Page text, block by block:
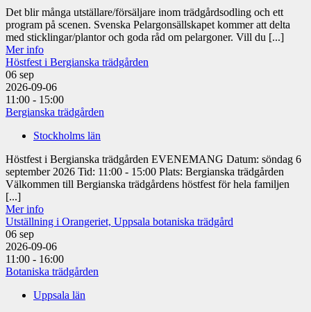
Det blir många utställare/försäljare inom trädgårdsodling och ett
program på scenen. Svenska Pelargonsällskapet kommer att delta
med sticklingar/plantor och goda råd om pelargoner. Vill du [...]
Mer info
Höstfest i Bergianska trädgården
06 sep
2026-09-06
11:00 - 15:00
Bergianska trädgården
Stockholms län
Höstfest i Bergianska trädgården EVENEMANG Datum: söndag 6
september 2026 Tid: 11:00 - 15:00 Plats: Bergianska trädgården
Välkommen till Bergianska trädgårdens höstfest för hela familjen
[...]
Mer info
Utställning i Orangeriet, Uppsala botaniska trädgård
06 sep
2026-09-06
11:00 - 16:00
Botaniska trädgården
Uppsala län